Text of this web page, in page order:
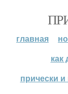
главная
как
прически